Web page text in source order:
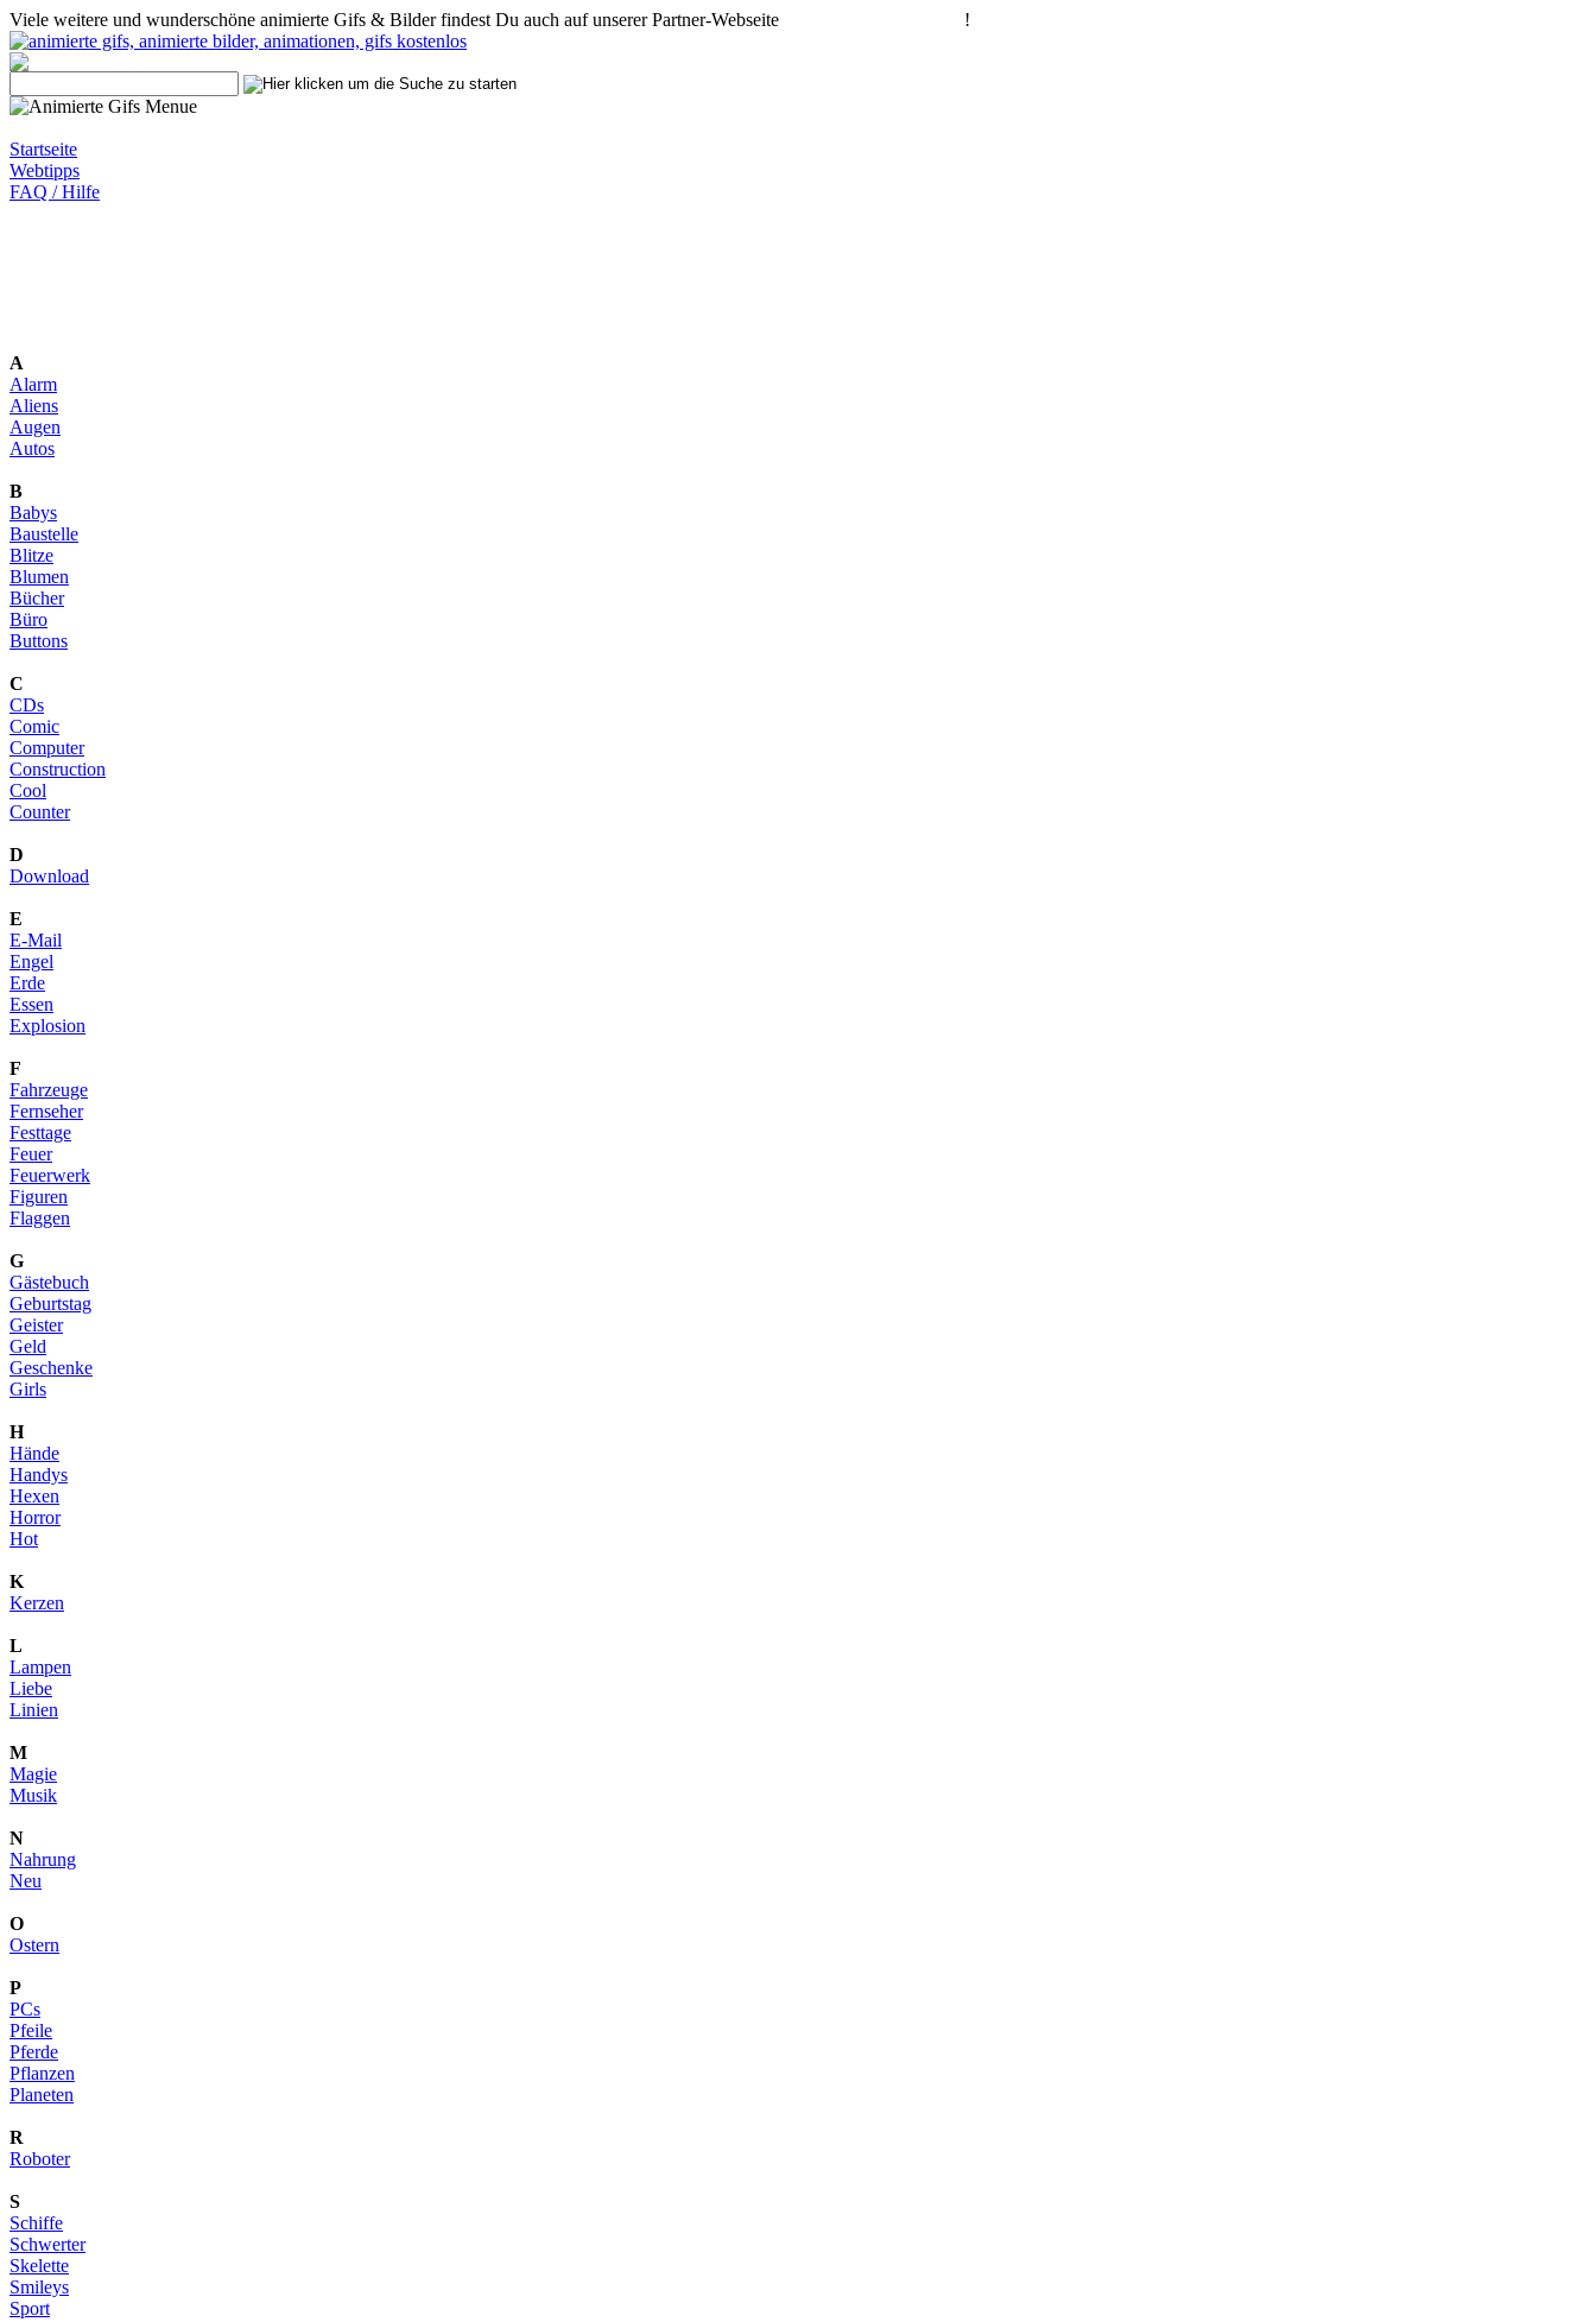
Viele weitere und wunderschöne animierte Gifs & Bilder findest Du auch auf unserer Partner-Webseite !
Startseite
Webtipps
FAQ / Hilfe
A
Alarm
Aliens
Augen
Autos
B
Babys
Baustelle
Blitze
Blumen
Bücher
Büro
Buttons
C
CDs
Comic
Computer
Construction
Cool
Counter
D
Download
E
E-Mail
Engel
Erde
Essen
Explosion
F
Fahrzeuge
Fernseher
Festtage
Feuer
Feuerwerk
Figuren
Flaggen
G
Gästebuch
Geburtstag
Geister
Geld
Geschenke
Girls
H
Hände
Handys
Hexen
Horror
Hot
K
Kerzen
L
Lampen
Liebe
Linien
M
Magie
Musik
N
Nahrung
Neu
O
Ostern
P
PCs
Pfeile
Pferde
Pflanzen
Planeten
R
Roboter
S
Schiffe
Schwerter
Skelette
Smileys
Sport